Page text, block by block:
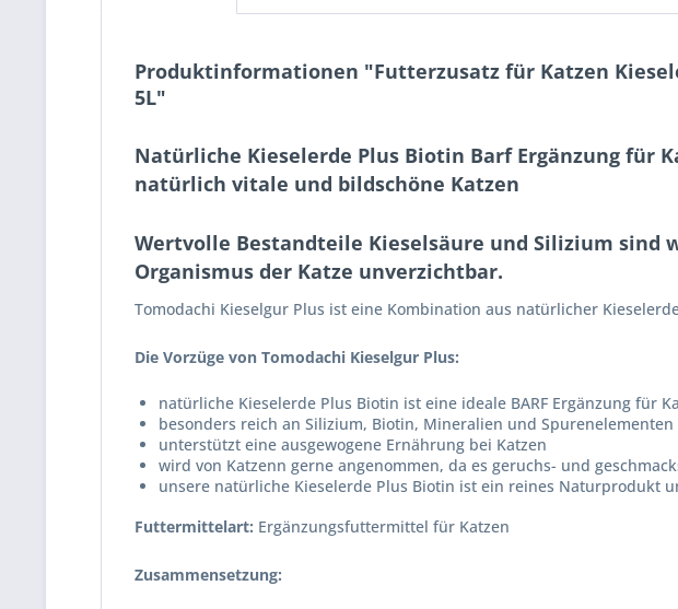
Produktinformationen "Futterzusatz für Katzen
5L"
Natürliche Kieselerde Plus Biotin Barf Ergänzung für
natürlich vitale und bildschöne Katzen
Wertvolle Bestandteile Kieselsäure und Silizium sind
Organismus der Katze unverzichtbar.
Tomodachi Kieselgur Plus ist eine Kombination aus natürlicher
Die Vorzüge von Tomodachi Kieselgur Plus:
natürliche Kieselerde Plus Biotin ist eine ideale BARF Ergänzung für
besonders reich an Silizium, Biotin, Mineralien und Spurenelementen
unterstützt eine ausgewogene Ernährung bei Katzen
wird von Katzenn gerne angenommen, da es geruchs- und
unsere natürliche Kieselerde Plus Biotin ist ein reines Naturprodukt
Futtermittelart: Ergänzungsfuttermittel für Katzen
Zusammensetzung: